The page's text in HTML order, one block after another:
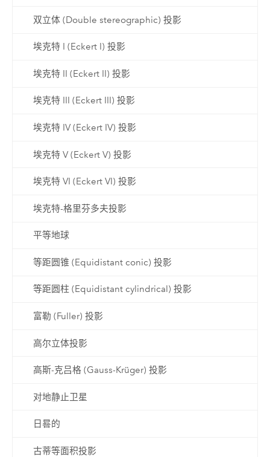
双立体 (Double stereographic) 投影
埃克特 I (Eckert I) 投影
埃克特 II (Eckert II) 投影
埃克特 III (Eckert III) 投影
埃克特 IV (Eckert IV) 投影
埃克特 V (Eckert V) 投影
埃克特 VI (Eckert VI) 投影
埃克特-格里芬多夫投影
平等地球
等距圆锥 (Equidistant conic) 投影
等距圆柱 (Equidistant cylindrical) 投影
富勒 (Fuller) 投影
高尔立体投影
高斯-克吕格 (Gauss-Krüger) 投影
对地静止卫星
日晷的
古蒂等面积投影